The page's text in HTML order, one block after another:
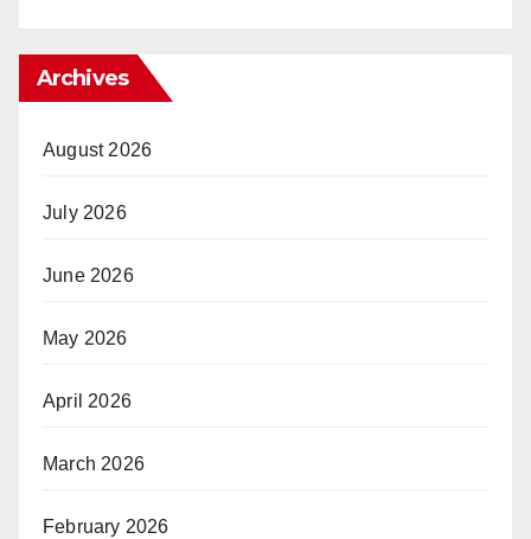
Archives
August 2026
July 2026
June 2026
May 2026
April 2026
March 2026
February 2026